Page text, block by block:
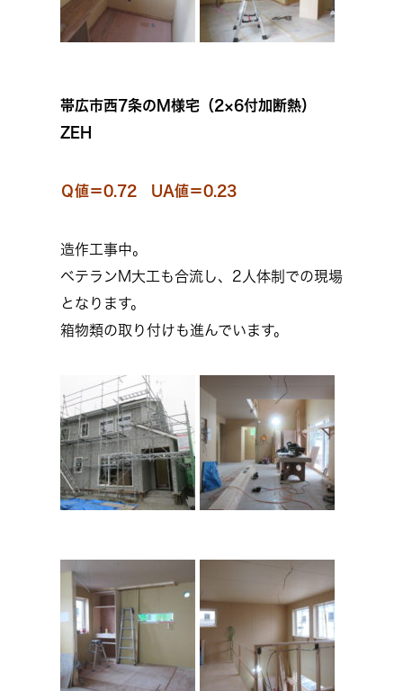
帯広市西7条のM様宅（2×6付加断熱）
ZEH
Ｑ値＝0.72 UA値＝0.23
造作工事中。
ベテランM大工も合流し、2人体制での現場
となります。
箱物類の取り付けも進んでいます。